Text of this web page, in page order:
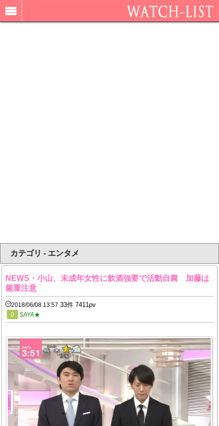
カテゴリ - エンタメ
NEWS・小山、未成年女性に飲酒強要で活動自粛 加藤は
厳重注意
2018/06/08 13:57 33件 7411pv
0 SAYA★